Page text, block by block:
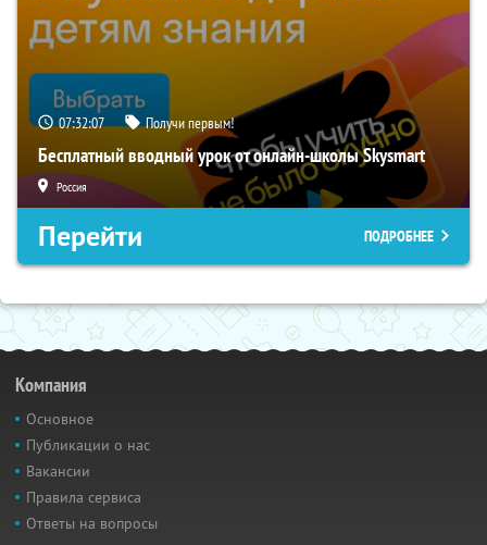
07:32:06 Получи первым!
Бесплатный вводный урок от онлайн-школы Skysmart
Россия
Перейти ПОДРОБНЕЕ
Компания
Основное
Публикации о нас
Вакансии
Правила сервиса
Ответы на вопросы